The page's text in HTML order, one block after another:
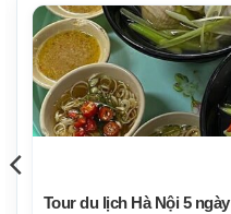
Tour du lịch Hà Nội 5 ngày